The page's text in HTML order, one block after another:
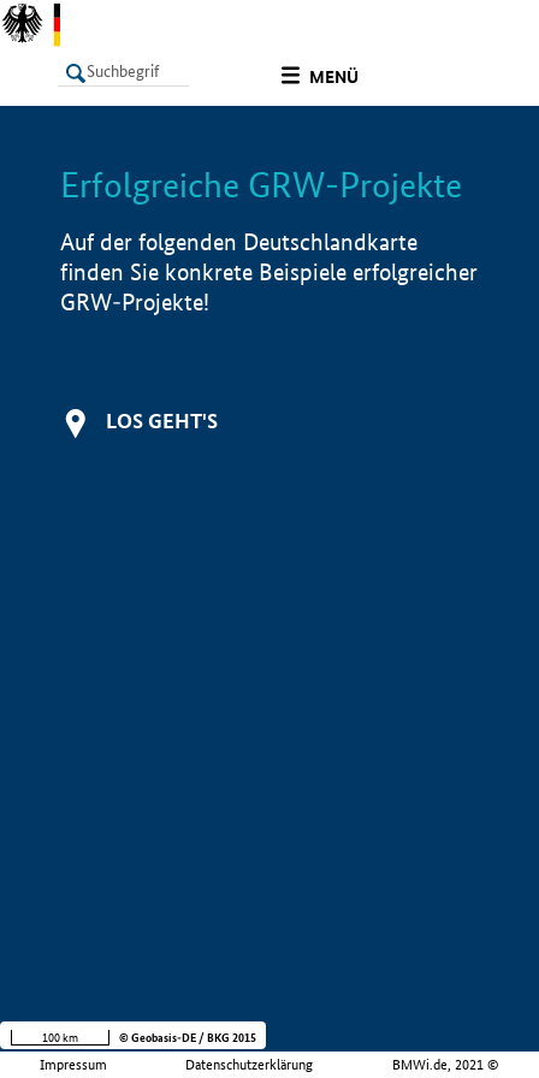
MENÜ
LISTE Info
Erfolgreiche GRW-Projekte
Auf der folgenden Deutschlandkarte
finden Sie konkrete Beispiele erfolgreicher
GRW-Projekte!
LOS GEHT'S
Impressum Datenschutzerklärung BMWi.de, 2021 ©
100 km © Geobasis-DE / BKG 2015